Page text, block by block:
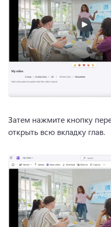
Затем нажмите кнопку
открыть всю вкладку глав.